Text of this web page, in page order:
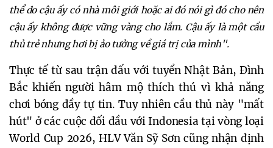
thể do cậu ấy có nhà môi giới hoặc ai đó nói gì đó cho nên
cậu ấy không được vững vàng cho lắm. Cậu ấy là một cầu
thủ trẻ nhưng hơi bị ảo tưởng về giá trị của mình".
Thực tế từ sau trận đấu với tuyển Nhật Bản, Đình
Bắc khiến người hâm mộ thích thú vì khả năng
chơi bóng đầy tự tin. Tuy nhiên cầu thủ này "mất
hút" ở các cuộc đối đầu với Indonesia tại vòng loại
World Cup 2026, HLV Văn Sỹ Sơn cũng nhận định